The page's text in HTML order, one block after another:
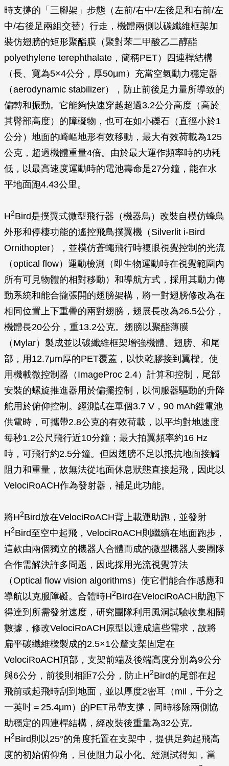
時支撐的「三腳架」步態（左前/右中/左後足和右前/左
中/右後足兩組交替）行走，機體兩側以碳纖維框架加
裝仿翅膀的矩形聚酯膜（聚對苯二甲酸乙二醇酯
polyethylene terephthalate，簡稱PET）四連桿結構
（長、寬為5×4公分，厚50μm）充當空氣動力穩定器
（aerodynamic stabilizer），防止前後足力量所導致的
偏轉和振動。它能夠快速穿越超過3.2公分高度（高於
其臀部高度）的障礙物，也可在如小礫石（直徑小於1
公分）地面的崎嶇地形有效移動，最大有效荷載為125
公克，超過機體重量4倍。由於最大運作頻率時的功耗
低，以最高速度運動時的電池壽命是27分鐘，能在水
平地面跑4.43公里。
H2Bird是撲翼式微型飛行器（機器鳥）改裝自模仿蜂鳥
外形和停棲功能的遙控飛鳥撲翼機（Silverlit i-Bird
Ornithopter），並模仿蒼蠅飛行時複眼視覺控制的光流
（optical flow）運動檢測（即生物運動時在視覺範圍內
所有可見物體的相對移動）和導航方式，採用其動力傳
動系統和能合攏張開的翅膀架構，將一對翅膀修改為在
相同位置上下重疊的兩對翅膀，翅展長改為26.5公分，
機體長20公分，重13.2公克。翅膀以聚酯薄膜
（Mylar）製成並以碳纖維框架增強機體、翅膀、和尾
部，用12.7μm厚的PET覆蓋，以快乾膠接到翼樑。使
用機載微控制器（ImageProc 2.4）計算和控制，尾部
安裝的螺旋推進器用於偏擺控制，以伺服器驅動的升降
舵用於俯仰控制。經測試在單個3.7 V，90 mAh鋰電池
供電時，可攜帶2.8公克的有效荷載，以平均對地速度
每秒1.2公尺飛行近10分鐘；最大拍翼頻率約16 Hz
時，可飛行約2.5分鐘。但因翅膀不足以抵抗地面接觸
阻力和重量，故無法從地面休息狀態直接起飛，因此以
VelociRoACH作為發射器，補足此功能。
將H2Bird放在VelociRoACH背上載運助跑，並發射
H2Bird至空中起飛，VelociRoACH則繼續在地面跑步，
這款由兩個獨立的機器人合體而成的微型機器人要團隊
合作需解決許多問題，因此採用光流視覺算法
（Optical flow vision algorithms）使它們能合作感應和
導航以克服障礙。合體時H2Bird在VelociRoACH助跑下
得達到所需發射速度，研究團隊利用風洞試驗收集相關
數據，修改VelociRoACH原型以達成這些需求，故將
扁平碳纖維樑製成的2.5×1公釐支架固定在
VelociRoACH頂部，支架前端及後端高度分別為9公分
與6公分，前後則相距7公分，防止H2Bird的尾部在起
飛前或起飛時刮到地面，並以厚度2密耳（mil，千分之
一英吋＝25.4μm）的PET吊帶支撐，同時移除兩側協
助穩定的四連桿結構，經改裝後重量為32公克。
H2Bird則以25°的角度托置在支架中，提供足夠起飛高
度的初始俯仰角，且使阻力最小化。經測試得知，當